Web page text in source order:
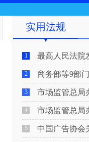
实用法规
1 最高人民法院发布《关于审理
2 商务部等9部门关
3 市场监管总局办公厅关于印发 《
4 市场监管总局办公厅关于印发 《
5 中国广告协会关于